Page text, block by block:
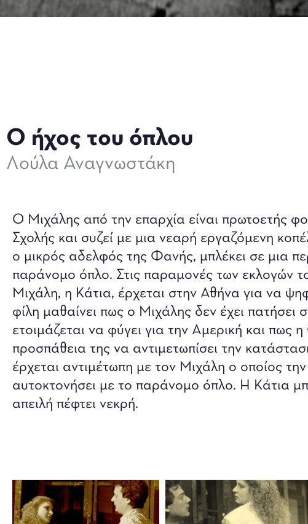
Ο ήχος του όπλου
Λούλα Αναγνωστάκη
Ο Μιχάλης από την επαρχία είναι πρωτοετής
Σχολής και συζεί με μια νεαρή εργαζόμενη
ο μικρός αδελφός της Φανής, μπλέκει σε μια
παράνομο όπλο. Στις παραμονές των εκλογών
Μιχάλη, η Κάτια, έρχεται στην Αθήνα για να
φίλη μαθαίνει πως ο Μιχάλης δεν έχει πατήσει
ετοιμάζεται να φύγει για την Αμερική και πως
προσπάθεια της να αντιμετωπίσει την
έρχεται αντιμέτωπη με τον Μιχάλη ο οποίος την
αυτοκτονήσει με το παράνομο όπλο. Η Κάτια
απειλή πέφτει νεκρή.